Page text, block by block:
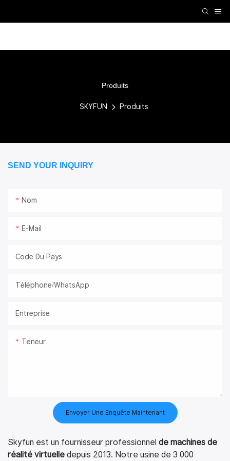
Produits
SKYFUN Produits
SEND YOUR INQUIRY
Nom
E-Mail
Code Du Pays
Téléphone/WhatsApp
Entreprise
Teneur
Envoyer Une Enquête Maintenant
Skyfun est un fournisseur professionnel de machines de
réalité virtuelle depuis 2013. Notre usine de 3 000